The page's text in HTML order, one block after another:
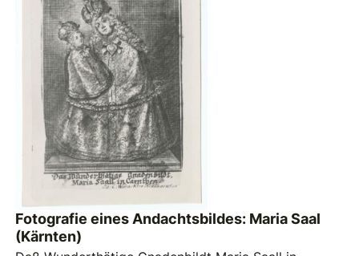
Fotografie eines Andachtsbildes: Maria Saal
(Kärnten)